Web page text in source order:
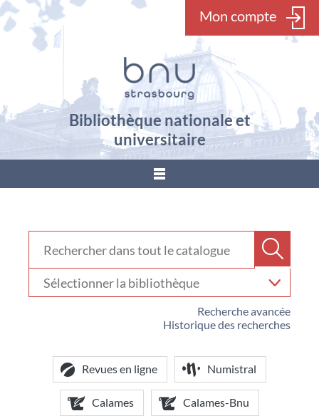
Mon compte
Bibliothèque nationale et
universitaire
???
Recherche avancée
Historique des recherches
votre
bibliothèque
Revues en ligne Numistral
Calames Calames-Bnu